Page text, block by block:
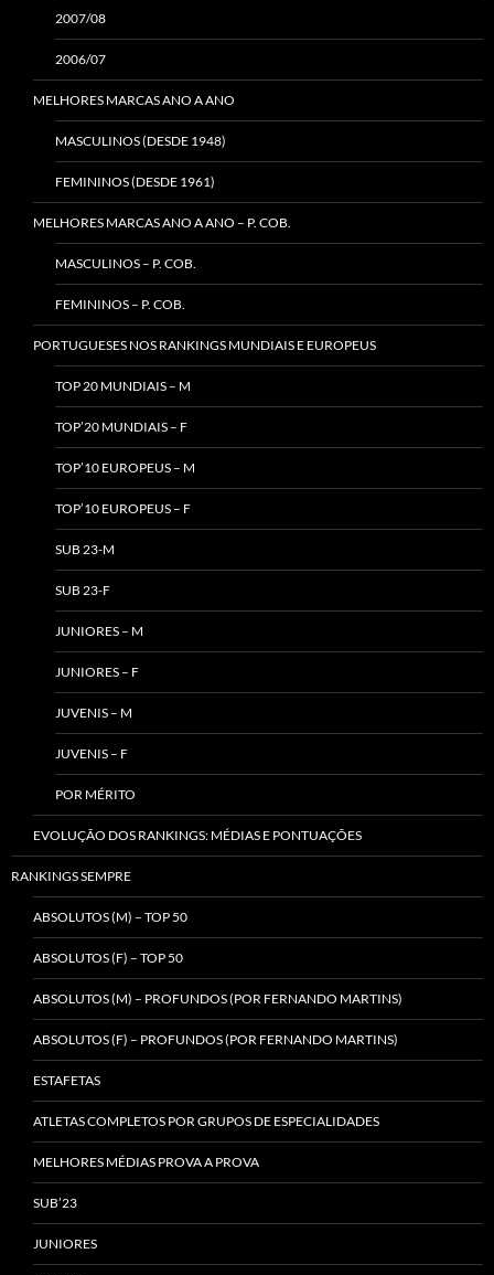
2007/08
2006/07
MELHORES MARCAS ANO A ANO
MASCULINOS (DESDE 1948)
FEMININOS (DESDE 1961)
MELHORES MARCAS ANO A ANO – P. COB.
MASCULINOS – P. COB.
FEMININOS – P. COB.
PORTUGUESES NOS RANKINGS MUNDIAIS E EUROPEUS
TOP 20 MUNDIAIS – M
TOP’20 MUNDIAIS – F
TOP’10 EUROPEUS – M
TOP’10 EUROPEUS – F
SUB 23-M
SUB 23-F
JUNIORES – M
JUNIORES – F
JUVENIS – M
JUVENIS – F
POR MÉRITO
EVOLUÇÃO DOS RANKINGS: MÉDIAS E PONTUAÇÕES
RANKINGS SEMPRE
ABSOLUTOS (M) – TOP 50
ABSOLUTOS (F) – TOP 50
ABSOLUTOS (M) – PROFUNDOS (POR FERNANDO MARTINS)
ABSOLUTOS (F) – PROFUNDOS (POR FERNANDO MARTINS)
ESTAFETAS
ATLETAS COMPLETOS POR GRUPOS DE ESPECIALIDADES
MELHORES MÉDIAS PROVA A PROVA
SUB’23
JUNIORES